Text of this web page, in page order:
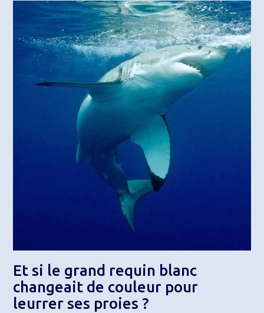
Et si le grand requin blanc
changeait de couleur pour
leurrer ses proies ?